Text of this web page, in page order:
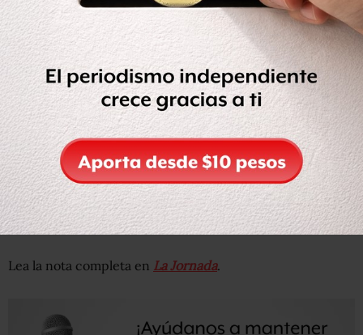
década pasada.
La rápida tasa de crecimiento refleja en parte el
desarrollo de cadenas regionales de suministro en
productos que terminan en los mercados occidentales.
Sin embargo, exportadores de China, Japón y Corea del
sur también se benefician de la creciente demanda final
de sus mercados vecinos. Contra este trasfondo, no es
sorpresa que las principales economías exportadoras de
Asia buscan comerciar más entre sí en momentos en que
las crisis fiscales y el lento crecimiento proyectan una
sombra sobre las perspectivas de la demanda en EU y
Europa.
Lea la nota completa en La Jornada.